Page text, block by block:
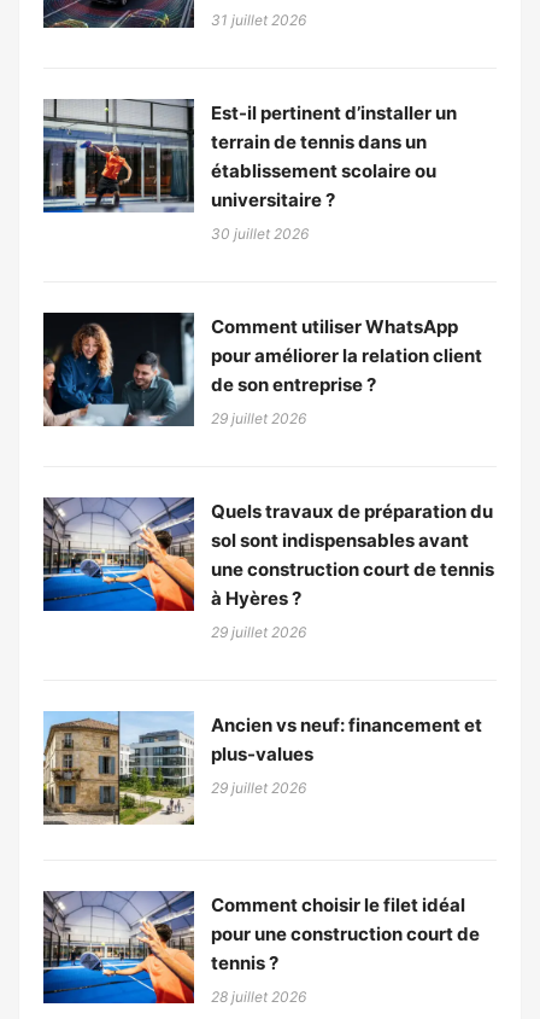
31 juillet 2026
Est-il pertinent d’installer un
terrain de tennis dans un
établissement scolaire ou
universitaire ?
30 juillet 2026
Comment utiliser WhatsApp
pour améliorer la relation client
de son entreprise ?
29 juillet 2026
Quels travaux de préparation du
sol sont indispensables avant
une construction court de tennis
à Hyères ?
29 juillet 2026
Ancien vs neuf: financement et
plus-values
29 juillet 2026
Comment choisir le filet idéal
pour une construction court de
tennis ?
28 juillet 2026